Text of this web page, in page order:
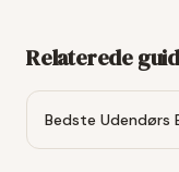
Relaterede
Bedste Udendørs